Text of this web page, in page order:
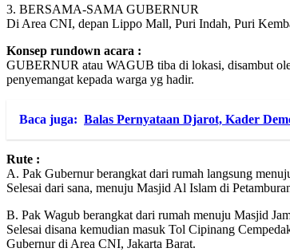
3. BERSAMA-SAMA GUBERNUR
Di Area CNI, depan Lippo Mall, Puri Indah, Puri
Konsep rundown acara :
GUBERNUR atau WAGUB tiba di lokasi, disambut
penyemangat kepada warga yg hadir.
Baca juga: Balas Pernyataan Djarot, Kader
Rute :
A. Pak Gubernur berangkat dari rumah langsung
Selesai dari sana, menuju Masjid Al Islam di
B. Pak Wagub berangkat dari rumah menuju Masjid
Selesai disana kemudian masuk Tol Cipinang
Gubernur di Area CNI, Jakarta Barat.